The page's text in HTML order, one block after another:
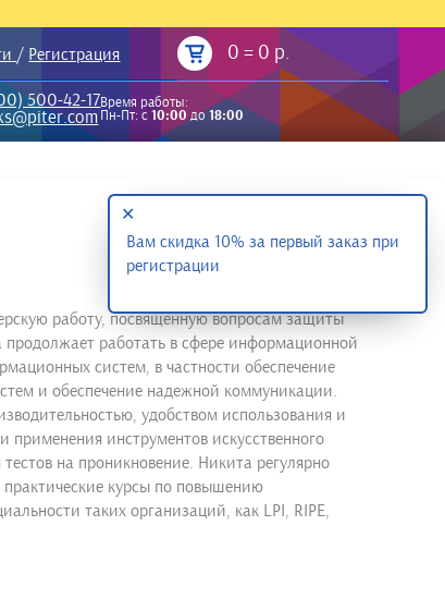
/ Регистрация 0 = 0 р.
500-42-17Время работы:
Пн-Пт: с10:00до18:00
работу, посвященную вопросам защиты
работать в сфере информационной
систем, в частности обеспечение
и обеспечение надежной коммуникации.
удобством использования и
инструментов искусственного
на проникновение. Никита регулярно
практические курсы по повышению
таких организаций, как LPI, RIPE,
Вам скидка 10% за первый заказ при
регистрации
✕